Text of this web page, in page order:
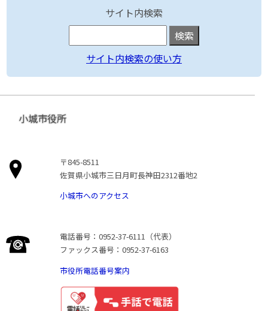
サイト内検索
サイト内検索の使い方
小城市役所
〒845-8511
佐賀県小城市三日月町長神田2312番地2
小城市へのアクセス
電話番号：0952-37-6111（代表）
ファックス番号：0952-37-6163
市役所電話番号案内